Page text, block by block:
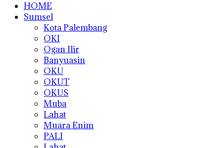
HOME
Sumsel
Kota Palembang
OKI
Ogan Ilir
Banyuasin
OKU
OKUT
OKUS
Muba
Lahat
Muara Enim
PALI